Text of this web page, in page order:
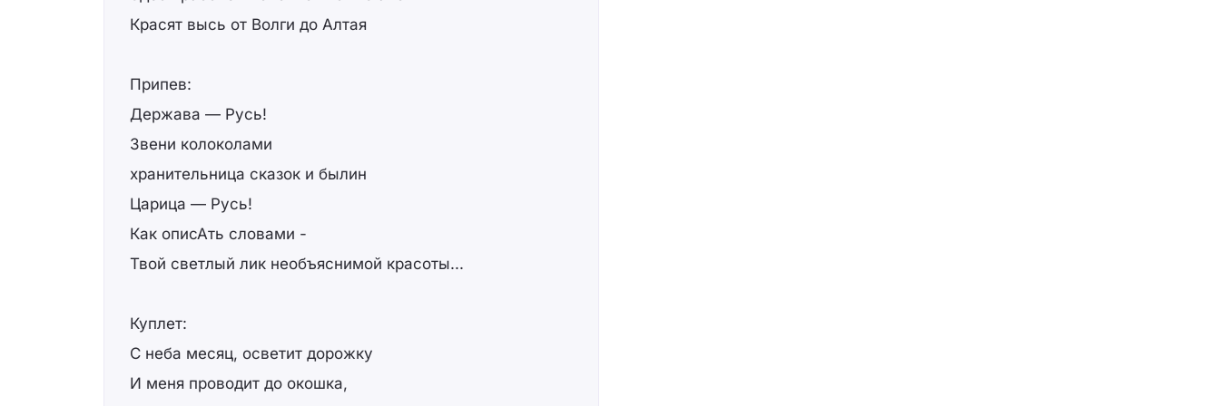
Красят высь от Волги до Алтая
Припев:
Держава — Русь!
Звени колоколами
хранительница сказок и былин
Царица — Русь!
Как описАть словами -
Твой светлый лик необъяснимой красоты...
Куплет:
С неба месяц, осветит дорожку
И меня проводит до окошка,